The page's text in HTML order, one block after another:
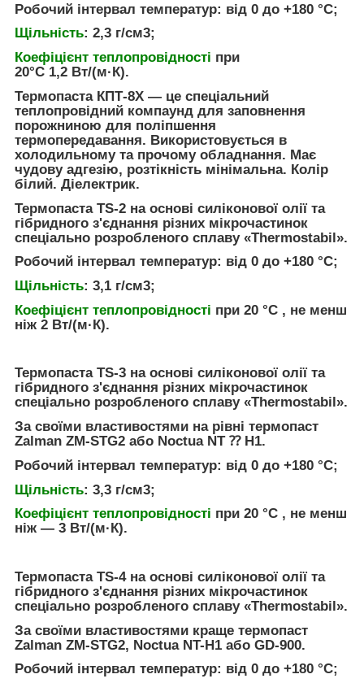
Робочий інтервал температур: від 0 до +180 °C;
Щільність: 2,3 г/см3;
Коефіцієнт теплопровідності при
20°C 1,2 Вт/(м·К).
Термопаста КПТ-8Х — це спеціальний
теплопровідний компаунд для заповнення
порожниною для поліпшення
термопередавання. Використовується в
холодильному та прочому обладнання. Має
чудову адгезію, розтікність мінімальна. Колір
білий. Діелектрик.
Термопаста TS-2 на основі силіконової олії та
гібридного з'єднання різних мікрочастинок
спеціально розробленого сплаву «Thermostabil».
Робочий інтервал температур: від 0 до +180 °C;
Щільність: 3,1 г/см3;
Коефіцієнт теплопровідності при 20 °C , не менш
ніж 2 Вт/(м·К).
Термопаста TS-3 на основі силіконової олії та
гібридного з'єднання різних мікрочастинок
спеціально розробленого сплаву «Thermostabil».
За своїми властивостями на рівні термопаст
Zalman ZM-STG2 або Noctua NT ⁇ H1.
Робочий інтервал температур: від 0 до +180 °C;
Щільність: 3,3 г/см3;
Коефіцієнт теплопровідності при 20 °C , не менш
ніж — 3 Вт/(м·К).
Термопаста TS-4на основі силіконової олії та
гібридного з'єднання різних мікрочастинок
спеціально розробленого сплаву «Thermostabil».
За своїми властивостями краще термопаст
Zalman ZM-STG2, Noctua NT-H1 або GD-900.
Робочий інтервал температур: від 0 до +180 °C;